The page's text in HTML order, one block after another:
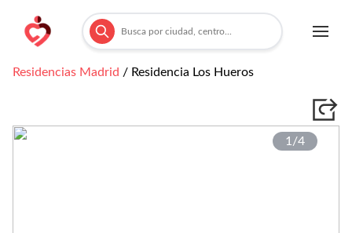
Residencias Madrid / Residencia Los Hueros
1/4